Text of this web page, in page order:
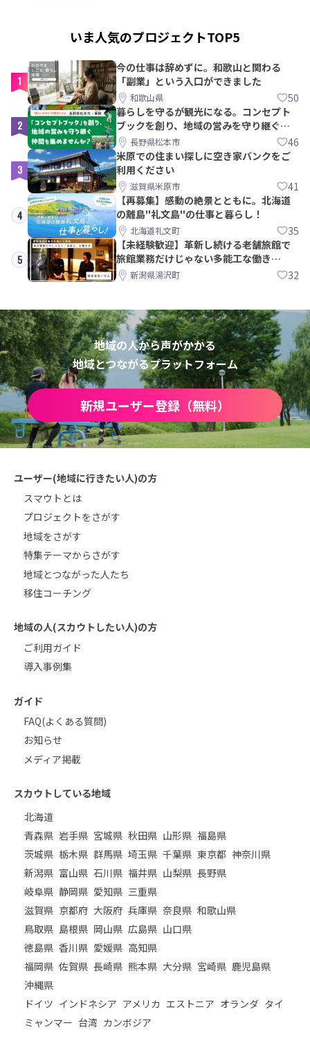
いま人気のプロジェクトTOP5
1
今の仕事は辞めずに。和歌山と関わる
「副業」という入口ができました
和歌山県 50
2
暮らしを守るが観光になる。コンセプト
ブックを創り、地域の営みを守り継ぐ仲
間を集めませんか？
長野県松本市 46
3
米原での住まい探しに空き家バンクをご
利用ください
滋賀県米原市 41
4
【再募集】感動の絶景とともに。北海道
の離島"礼文島"の仕事と暮らし！
北海道礼文町 35
5
【未経験歓迎】革新し続ける老舗旅館で
旅館業務だけじゃない多能工な働き
方。 株式会社いせん
新潟県湯沢町 32
地域の人から声がかかる
地域とつながるプラットフォーム
新規ユーザー登録（無料）
ユーザー(地域に行きたい人)の方
スマウトとは
プロジェクトをさがす
地域をさがす
特集テーマからさがす
地域とつながった人たち
移住コーチング
地域の人(スカウトしたい人)の方
ご利用ガイド
導入事例集
ガイド
FAQ(よくある質問)
お知らせ
メディア掲載
スカウトしている地域
北海道
青森県 岩手県 宮城県 秋田県 山形県 福島県
茨城県 栃木県 群馬県 埼玉県 千葉県 東京都 神奈川県
新潟県 富山県 石川県 福井県 山梨県 長野県
岐阜県 静岡県 愛知県 三重県
滋賀県 京都府 大阪府 兵庫県 奈良県 和歌山県
鳥取県 島根県 岡山県 広島県 山口県
徳島県 香川県 愛媛県 高知県
福岡県 佐賀県 長崎県 熊本県 大分県 宮崎県 鹿児島県
沖縄県
ドイツ インドネシア アメリカ エストニア オランダ タイ
ミャンマー 台湾 カンボジア